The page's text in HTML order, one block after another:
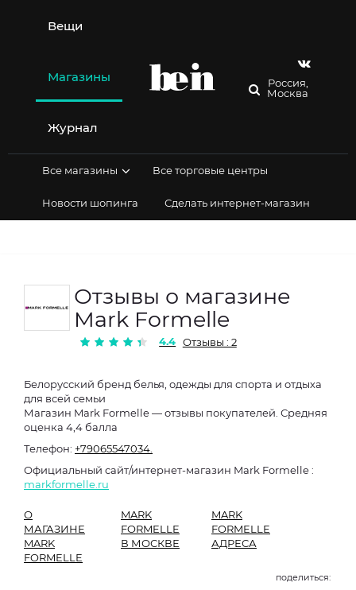
содержимому
Вещи
Магазины
Журнал
Россия,
Москва
Все магазины Все торговые центры
Новости шопинга Сделать интернет-магазин
Отзывы о магазине
Mark Formelle
4.4 Отзывы : 2
Белорусский бренд белья, одежды для спорта и отдыха
для всей семьи
Магазин Mark Formelle — отзывы покупателей. Средняя
оценка 4,4 балла
Телефон: +79065547034.
Официальный сайт/интернет-магазин Mark Formelle :
markformelle.ru
О
МАГАЗИНЕ
MARK
FORMELLE
MARK
FORMELLE
В МОСКВЕ
MARK
FORMELLE
АДРЕСА
поделиться: